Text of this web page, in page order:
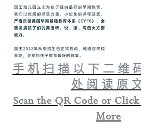
手 机 扫 描 以 下 二 维
处 阅 读 原
Scan the QR Code or
More